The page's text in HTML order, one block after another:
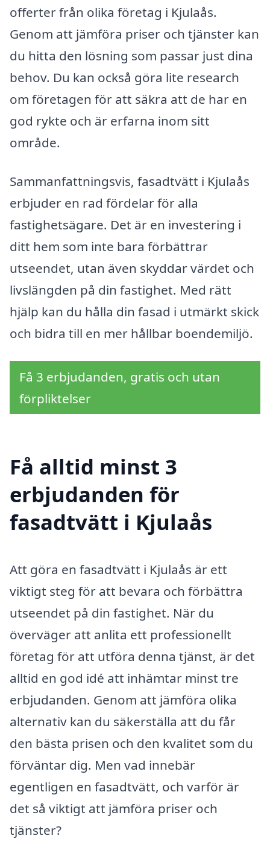
offerter från olika företag i Kjulaås.
Genom att jämföra priser och tjänster kan
du hitta den lösning som passar just dina
behov. Du kan också göra lite research
om företagen för att säkra att de har en
god rykte och är erfarna inom sitt
område.
Sammanfattningsvis, fasadtvätt i Kjulaås
erbjuder en rad fördelar för alla
fastighetsägare. Det är en investering i
ditt hem som inte bara förbättrar
utseendet, utan även skyddar värdet och
livslängden på din fastighet. Med rätt
hjälp kan du hålla din fasad i utmärkt skick
och bidra till en mer hållbar boendemiljö.
Få 3 erbjudanden, gratis och utan
förpliktelser
Få alltid minst 3
erbjudanden för
fasadtvätt i Kjulaås
Att göra en fasadtvätt i Kjulaås är ett
viktigt steg för att bevara och förbättra
utseendet på din fastighet. När du
överväger att anlita ett professionellt
företag för att utföra denna tjänst, är det
alltid en god idé att inhämtar minst tre
erbjudanden. Genom att jämföra olika
alternativ kan du säkerställa att du får
den bästa prisen och den kvalitet som du
förväntar dig. Men vad innebär
egentligen en fasadtvätt, och varför är
det så viktigt att jämföra priser och
tjänster?